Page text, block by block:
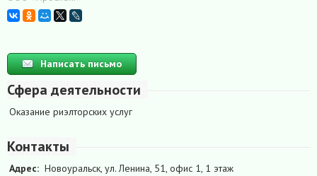
Написать письмо
Сфера деятельности
Оказание риэлторских услуг
Контакты
Адрес: Новоуральск, ул. Ленина, 51, офис 1, 1 этаж